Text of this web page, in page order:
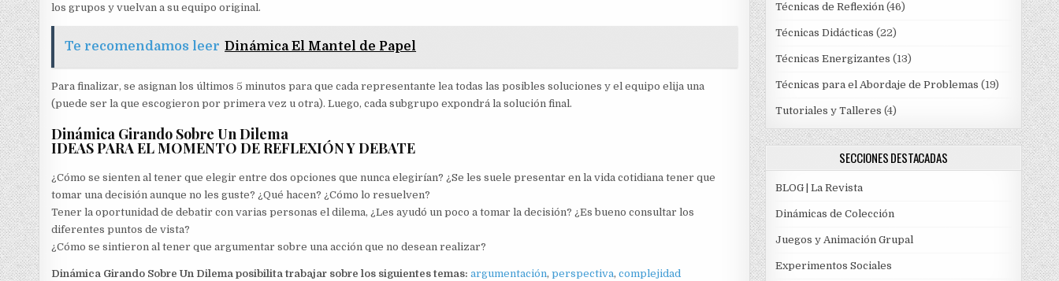
los grupos y vuelvan a su equipo original.
Te recomendamos leer Dinámica El Mantel de Papel
Para finalizar, se asignan los últimos 5 minutos para que cada representante lea todas las posibles soluciones y el equipo elija una
(puede ser la que escogieron por primera vez u otra). Luego, cada subgrupo expondrá la solución final.
Dinámica Girando Sobre Un Dilema
IDEAS PARA EL MOMENTO DE REFLEXIÓN Y DEBATE
¿Cómo se sienten al tener que elegir entre dos opciones que nunca elegirían? ¿Se les suele presentar en la vida cotidiana tener que
tomar una decisión aunque no les guste? ¿Qué hacen? ¿Cómo lo resuelven?
Tener la oportunidad de debatir con varias personas el dilema, ¿Les ayudó un poco a tomar la decisión? ¿Es bueno consultar los
diferentes puntos de vista?
¿Cómo se sintieron al tener que argumentar sobre una acción que no desean realizar?
Dinámica Girando Sobre Un Dilema posibilita trabajar sobre los siguientes temas:argumentación,perspectiva,complejidad
Técnicas de Reflexión(46)
Técnicas Didácticas (22)
Técnicas Energizantes (13)
Técnicas para el Abordaje de Problemas (19)
Tutoriales y Talleres (4)
SECCIONES DESTACADAS
BLOG | La Revista
Dinámicas de Colección
Juegos y Animación Grupal
Experimentos Sociales